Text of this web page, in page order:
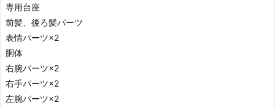
専用台座
前髪、後ろ髪パーツ
表情パーツ×2
胴体
右腕パーツ×2
右手パーツ×2
左腕パーツ×2